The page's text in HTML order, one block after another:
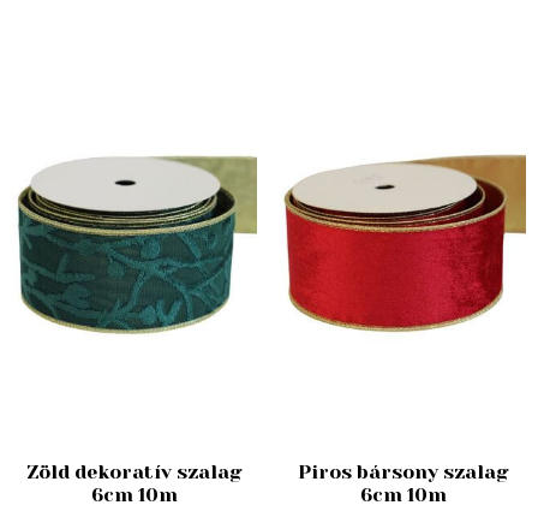
Zöld dekoratív szalag
6cm 10m
Piros bársony szalag
6cm 10m